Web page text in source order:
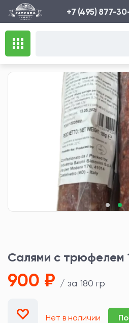
+7 (495) 877-
Салями с трюфелем
900 ₽ / за 180 гр
Нет в наличии